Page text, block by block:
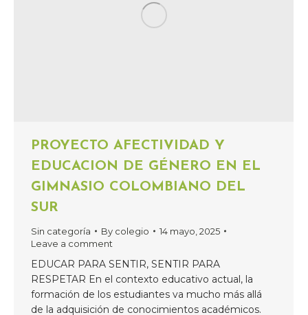
PROYECTO AFECTIVIDAD Y
EDUCACION DE GÉNERO EN EL
GIMNASIO COLOMBIANO DEL
SUR
Sin categoría By colegio
14 mayo, 2025
Leave a comment
EDUCAR PARA SENTIR, SENTIR PARA
RESPETAR En el contexto educativo actual, la
formación de los estudiantes va mucho más allá
de la adquisición de conocimientos académicos.